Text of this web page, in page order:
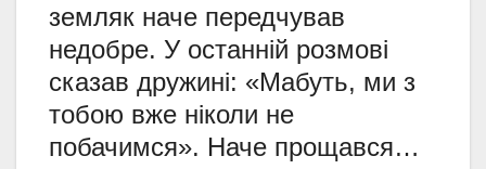
земляк наче передчував
недобре. У останній розмові
сказав дружині: «Мабуть, ми з
тобою вже ніколи не
побачимся». Наче прощався…